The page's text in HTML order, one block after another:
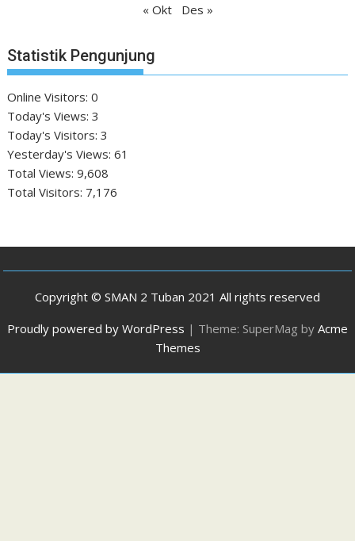
« Okt Des »
Statistik Pengunjung
Online Visitors:0
Today's Views:3
Today's Visitors:3
Yesterday's Views:61
Total Views:9,608
Total Visitors: 7,176
Copyright © SMAN 2 Tuban 2021 All rights reserved
Proudly powered by WordPress | Theme: SuperMag by Acme
Themes